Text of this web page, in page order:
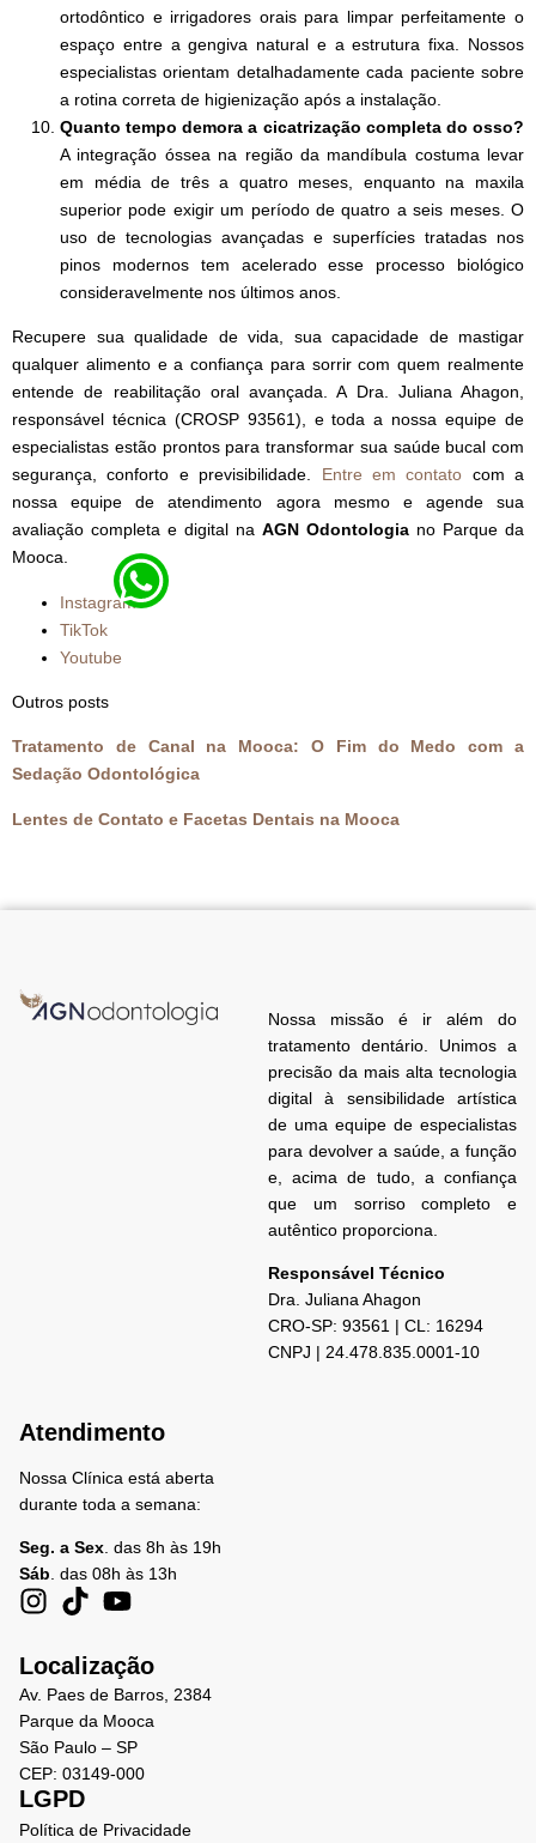
ortodôntico e irrigadores orais para limpar perfeitamente o
espaço entre a gengiva natural e a estrutura fixa. Nossos
especialistas orientam detalhadamente cada paciente sobre
a rotina correta de higienização após a instalação.
Quanto tempo demora a cicatrização completa do osso?
A integração óssea na região da mandíbula costuma levar
em média de três a quatro meses, enquanto na maxila
superior pode exigir um período de quatro a seis meses. O
uso de tecnologias avançadas e superfícies tratadas nos
pinos modernos tem acelerado esse processo biológico
consideravelmente nos últimos anos.
Recupere sua qualidade de vida, sua capacidade de mastigar
qualquer alimento e a confiança para sorrir com quem realmente
entende de reabilitação oral avançada. A Dra. Juliana Ahagon,
responsável técnica (CROSP 93561), e toda a nossa equipe de
especialistas estão prontos para transformar sua saúde bucal com
segurança, conforto e previsibilidade. Entre em contato com a
nossa equipe de atendimento agora mesmo e agende sua
avaliação completa e digital na AGN Odontologia no Parque da
Mooca.
Instagram
TikTok
Youtube
Outros posts
Tratamento de Canal na Mooca: O Fim do Medo com a
Sedação Odontológica
Lentes de Contato e Facetas Dentais na Mooca
Nossa missão é ir além do
tratamento dentário. Unimos a
precisão da mais alta tecnologia
digital à sensibilidade artística
de uma equipe de especialistas
para devolver a saúde, a função
e, acima de tudo, a confiança
que um sorriso completo e
autêntico proporciona.
Responsável Técnico
Dra. Juliana Ahagon
CRO-SP: 93561 | CL: 16294
CNPJ | 24.478.835.0001-10
Atendimento
Nossa Clínica está aberta
durante toda a semana:
Seg. a Sex . das 8h às 19h
Sáb . das 08h às 13h
Localização
Av. Paes de Barros, 2384
Parque da Mooca
São Paulo – SP
CEP: 03149-000
LGPD
Política de Privacidade